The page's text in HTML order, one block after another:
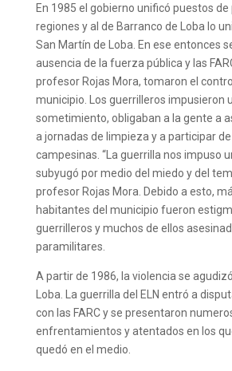
En 1985 el gobierno unificó puestos
regiones y al de Barranco de Loba lo
San Martín de Loba. En ese entonces
ausencia de la fuerza pública y las
profesor Rojas Mora, tomaron el
municipio. Los guerrilleros impusieron
sometimiento, obligaban a la gente a
a jornadas de limpieza y a participar
campesinas. “La guerrilla nos impuso
subyugó por medio del miedo y del
profesor Rojas Mora. Debido a esto,
habitantes del municipio fueron
guerrilleros y muchos de ellos
paramilitares.
A partir de 1986, la violencia se
Loba. La guerrilla del ELN entró a
con las FARC y se presentaron
enfrentamientos y atentados en los
quedó en el medio.